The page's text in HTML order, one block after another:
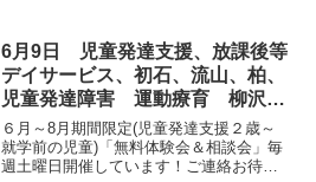
という意味合いもあります。ひとりひと
りが健やかに「成長」する...
6月9日 児童発達支援、放課後等
デイサービス、初石、流山、柏、
児童発達障害 運動療育 柳沢運
動プログラム こども発達気にな
る 発達障害 放デイ 自閉症
ADHD アスペルガー症候
６月～8月期間限定(児童発達支援２歳～
就学前の児童)「無料体験会＆相談会」毎
週土曜日開催しています！ご連絡お待ち